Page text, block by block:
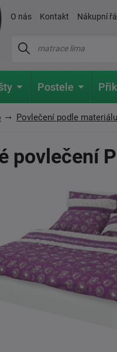
O nás Kontakt Nákupní
Postele
Povlečení podle materiálu
povlečení